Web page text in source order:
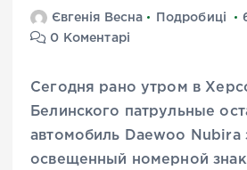
Євгенія Весна Подробиці
0 Коментарі
Сегодня рано утром в
Белинского патрульные
автомобиль Daewoo Nubira
освещенный номерной